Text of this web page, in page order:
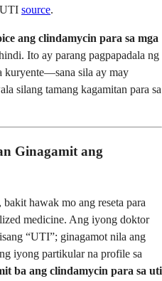
source.
ang clindamycin para sa mga
Ito ay parang pagpapadala ng
kuryente—sana sila ay may
silang tamang kagamitan para sa
Ginagamit ang
hawak mo ang reseta para
medicine. Ang iyong doktor
“UTI”; ginagamot nila ang
iyong partikular na profile sa
ba ang clindamycin para sa uti